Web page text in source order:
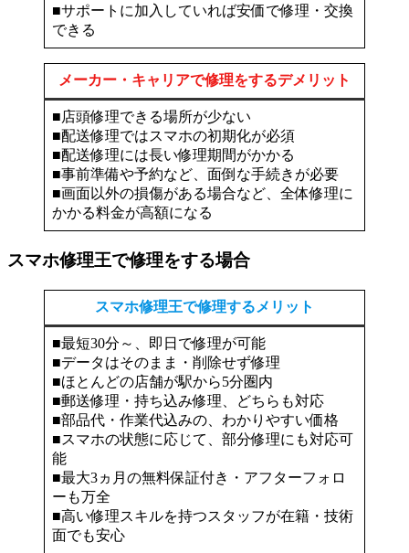
■サポートに加入していれば安価で修理・交換
できる
メーカー・キャリアで修理をするデメリット
■店頭修理できる場所が少ない
■配送修理ではスマホの初期化が必須
■配送修理には長い修理期間がかかる
■事前準備や予約など、面倒な手続きが必要
■画面以外の損傷がある場合など、全体修理に
かかる料金が高額になる
スマホ修理王で修理をする場合
スマホ修理王で修理するメリット
■最短30分～、即日で修理が可能
■データはそのまま・削除せず修理
■ほとんどの店舗が駅から5分圏内
■郵送修理・持ち込み修理、どちらも対応
■部品代・作業代込みの、わかりやすい価格
■スマホの状態に応じて、部分修理にも対応可
能
■最大3ヵ月の無料保証付き・アフターフォロ
ーも万全
■高い修理スキルを持つスタッフが在籍・技術
面でも安心